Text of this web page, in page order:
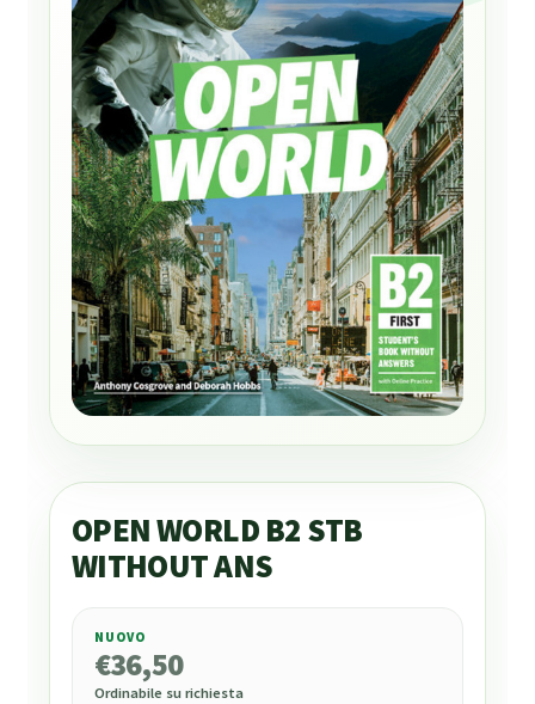
OPEN WORLD B2 STB
WITHOUT ANS
36,50
NUOVO
€36,50
Ordinabile su richiesta